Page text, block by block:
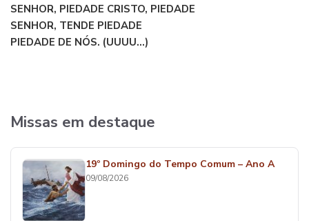
SENHOR, PIEDADE CRISTO, PIEDADE
SENHOR, TENDE PIEDADE
PIEDADE DE NÓS. (UUUU...)
Missas em destaque
19º Domingo do Tempo Comum – Ano A
09/08/2026